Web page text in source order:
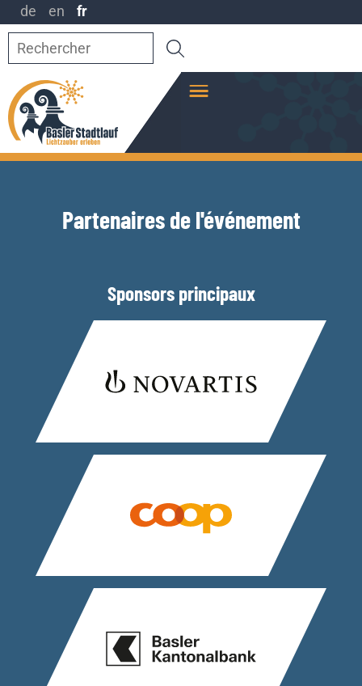
Vers la navigation
Vers le contenu
Vers le pied de page
Recherche
de en fr
Partenaires de l'événement
Sponsors principaux